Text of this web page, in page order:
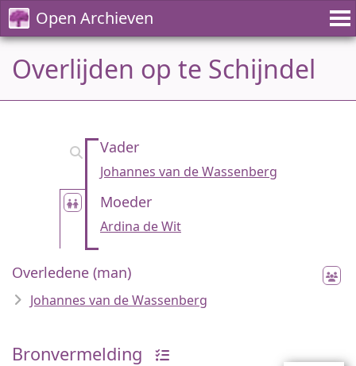
Open Archieven
Overlijden op te Schijndel
Vader
Johannes van de Wassenberg
Moeder
Ardina de Wit
Overledene (man)
Johannes van de Wassenberg
Bronvermelding